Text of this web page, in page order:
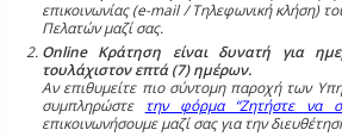
επικοινωνίας (e-mail / Τηλεφωνική κλήση)
Πελατών μαζί σας.
Online Κράτηση είναι δυνατή για
τουλάχιστον επτά (7) ημέρων.
Αν επιθυμείτε πιο σύντομη παροχή των
συμπληρώστε την φόρμα “Ζητήστε να
επικοινωνήσουμε μαζί σας για την